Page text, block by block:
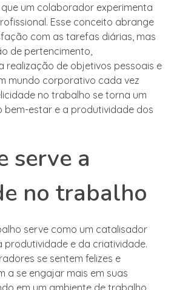
um colaborador experimenta
Esse conceito abrange
com as tarefas diárias, mas
de pertencimento,
realização de objetivos pessoais e
mundo corporativo cada vez
no trabalho se torna um
estar e a produtividade dos
serve a
no trabalho
serve como um catalisador
produtividade e da criatividade.
se sentem felizes e
a se engajar mais em suas